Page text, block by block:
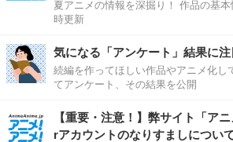
夏アニメの情報を深掘り！ 作品の基
時更新
気になる「アンケート」結果に注
続編を作ってほしい作品やアニメ化し
てアンケート、その結果を公開
【重要・注意！】弊サイト「ア
rアカウントのなりすましについ